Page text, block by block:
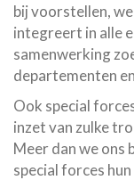
bij voorstellen,
integreert in alle
samenwerking
departementen
Ook special
inzet van zulke
Meer dan we ons
special forces